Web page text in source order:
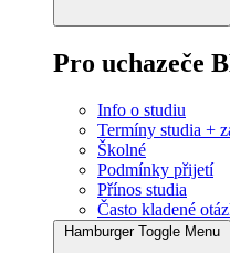
Pro uchazeče
Info o studiu
Termíny studia +
Školné
Podmínky přijetí
Přínos studia
Často kladené
Hamburger Toggle Menu